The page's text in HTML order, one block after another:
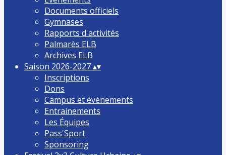
Documents officiels
Gymnases
Rapports d'activités
Palmarès ELB
Archives ELB
Saison 2026-2027▴▾
Inscriptions
Dons
Campus et événements
Entrainements
Les Équipes
Pass'Sport
Sponsoring